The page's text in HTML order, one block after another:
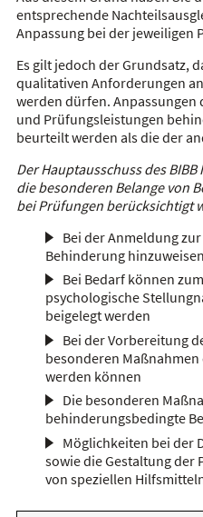
entsprechende
Anpassung bei der jeweiligen
Es gilt jedoch der Grundsatz,
qualitativen Anforderungen
werden dürfen.
und Prüfungsleistungen
beurteilt werden als die der
Der Hauptausschuss des
die besonderen Belange von
bei Prüfungen berücksichtigt
Bei der Anmeldung
Behinderung hinzuweisen
Bei Bedarf können
psychologische
beigelegt werden
Bei der Vorbereitung
besonderen
werden können
Die besonderen
behinderungsbedingte
Möglichkeiten bei der
sowie die Gestaltung der
von speziellen